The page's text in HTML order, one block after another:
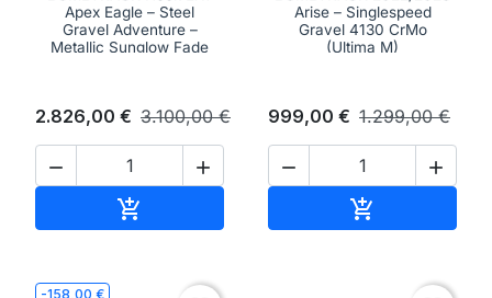
Apex Eagle – Steel
Gravel Adventure –
Metallic Sunglow Fade
2.826,00 € 3.100,00 €
 

Arise – Singlespeed
Gravel 4130 CrMo
(Ultima M)
999,00 € 1.299,00 €
 

-158,00 €